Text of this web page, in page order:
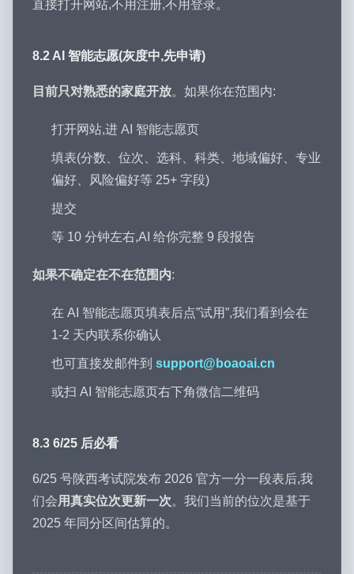
直接打开网站,不用注册,不用登录。
8.2 AI 智能志愿(灰度中,先申请)
目前只对熟悉的家庭开放。如果你在范围内:
打开网站,进 AI 智能志愿页
填表(分数、位次、选科、科类、地域偏好、专业
偏好、风险偏好等 25+ 字段)
提交
等 10 分钟左右,AI 给你完整 9 段报告
如果不确定在不在范围内:
在 AI 智能志愿页填表后点”试用”,我们看到会在
1-2 天内联系你确认
也可直接发邮件到 support@boaoai.cn
或扫 AI 智能志愿页右下角微信二维码
8.3 6/25 后必看
6/25 号陕西考试院发布 2026 官方一分一段表后,我
们会用真实位次更新一次。我们当前的位次是基于
2025 年同分区间估算的。